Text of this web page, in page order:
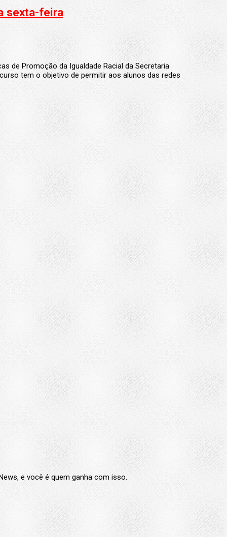
de Promoção da Igualdade Racial da Secretaria
tem o objetivo de permitir aos alunos das redes
e você é quem ganha com isso.